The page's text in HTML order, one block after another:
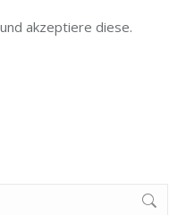
akzeptiere diese.